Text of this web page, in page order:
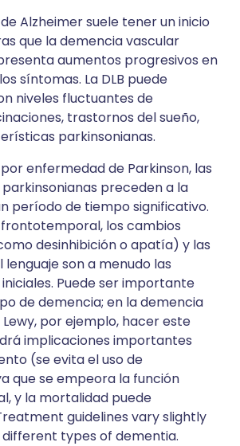
Alzheimer suele tener un inicio
que la demencia vascular
aumentos progresivos en
síntomas. La DLB puede
niveles fluctuantes de
trastornos del sueño,
parkinsonianas.
enfermedad de Parkinson, las
preceden a la
período de tiempo significativo.
los cambios
desinhibición o apatía) y las
son a menudo las
Puede ser importante
de demencia; en la demencia
por ejemplo, hacer este
implicaciones importantes
(se evita el uso de
que se empeora la función
y la mortalidad puede
guidelines vary slightly
types of dementia.